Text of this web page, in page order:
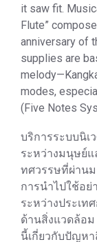
it saw fit.
Flute”
anniversary of
supplies are
modes,
(Five Notes
บริการระบบนิเ
ระหว่างมนุษย์แ
ทศวรรษที่ผ่าน
การนำไปใช้อย่
ระหว่างประเ
ด้านสิ่งแวดล้อ
นี้เกี่ยวกับปัญหา